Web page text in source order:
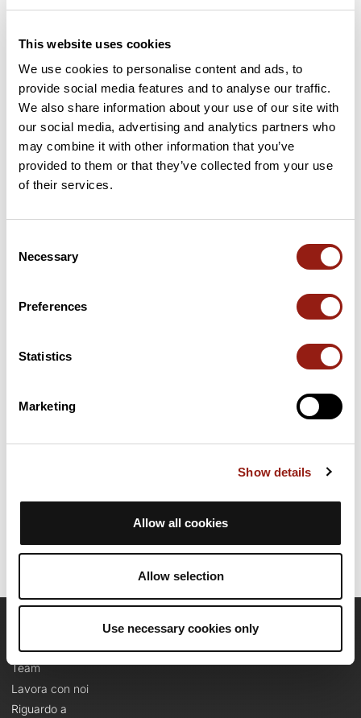
This website uses cookies
We use cookies to personalise content and ads, to
provide social media features and to analyse our traffic.
We also share information about your use of our site with
our social media, advertising and analytics partners who
may combine it with other information that you’ve
provided to them or that they’ve collected from your use
of their services.
Selection
Necessary
Preferences
Statistics
Marketing
Show details
Allow all cookies
Allow selection
Use necessary cookies only
Recensioni degli utenti
Questo percorso non contiene ancora alcuna recensione.
Riepilogo
Scopri questo percorso in mountain bike di 24,5 km vicino a
strade e 7,9 km di piste forestali. Presenta una salita cumulativa
di oltre 270m. Prevedi circa 2 ore e 54 minuti per completare
Team
Lavora con noi
Riguardo a